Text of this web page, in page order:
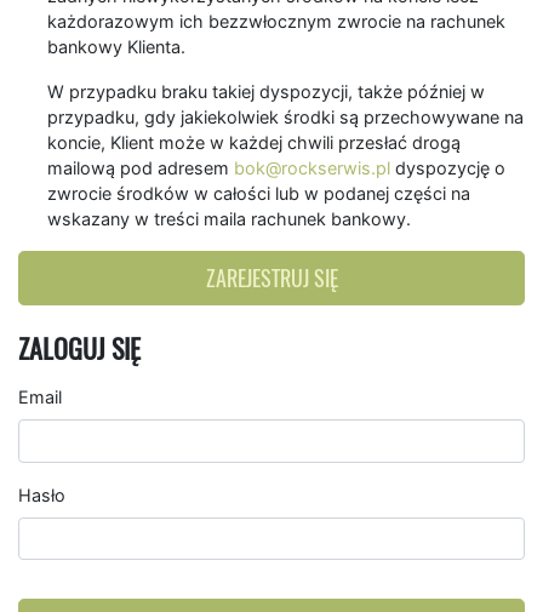
każdorazowym ich bezzwłocznym zwrocie na rachunek
bankowy Klienta.
W przypadku braku takiej dyspozycji, także później w
przypadku, gdy jakiekolwiek środki są przechowywane na
koncie, Klient może w każdej chwili przesłać drogą
mailową pod adresem bok@rockserwis.pl dyspozycję o
zwrocie środków w całości lub w podanej części na
wskazany w treści maila rachunek bankowy.
ZAREJESTRUJ SIĘ
ZALOGUJ SIĘ
Email
Hasło